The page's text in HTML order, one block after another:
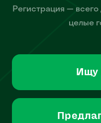
Регистрация —
целые
Ищу